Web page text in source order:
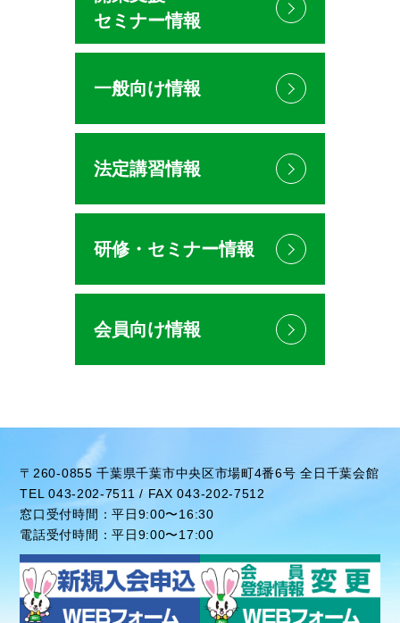
セミナー情報
一般向け情報
法定講習情報
研修・セミナー情報
会員向け情報
〒260-0855 千葉県千葉市中央区市場町4番6号 全日千葉会館
TEL 043-202-7511 / FAX 043-202-7512
窓口受付時間：平日9:00〜16:30
電話受付時間：平日9:00〜17:00